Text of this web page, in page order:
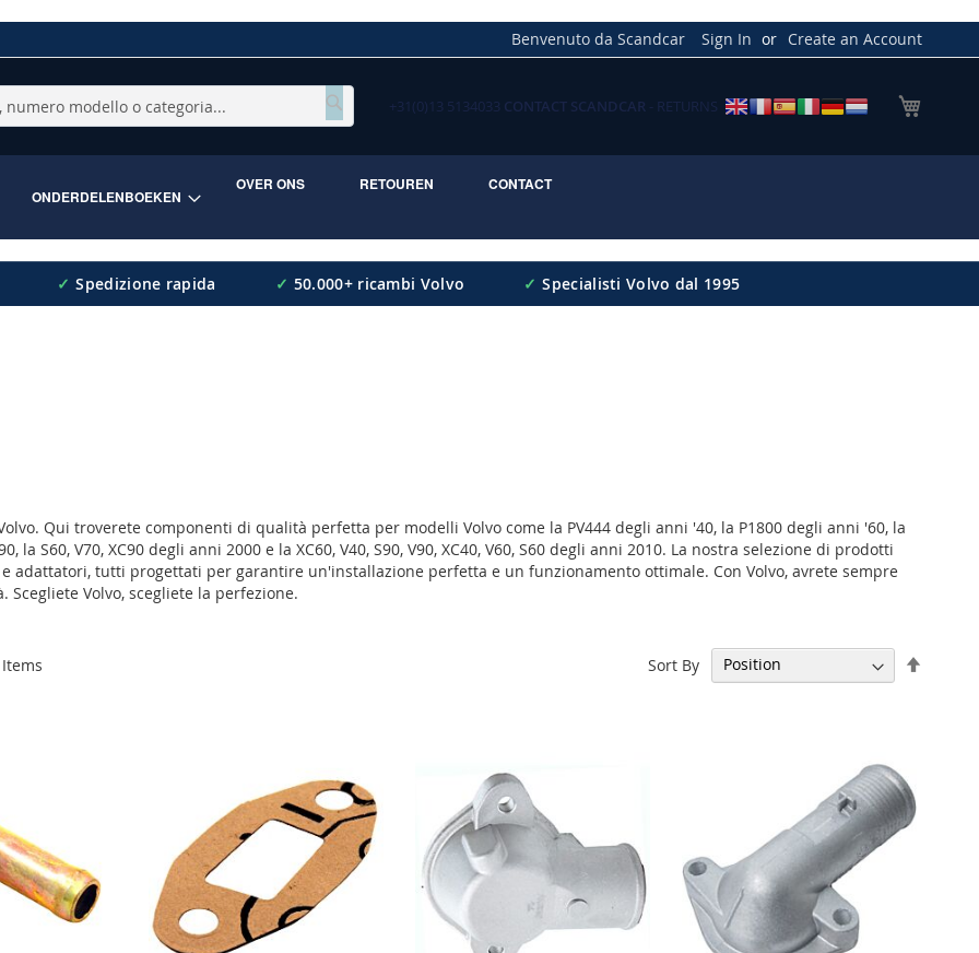
Benvenuto da Scandcar Sign In Create an Account
Cerca
+31(0)13 5134033 CONTACT SCANDCAR - RETURNS
ONDERDELENBOEKEN
OVER ONS RETOUREN CONTACT
✓ Spedizione rapida ✓ 50.000+ ricambi Volvo ✓ Specialisti Volvo dal 1995
Qui troverete componenti di qualità perfetta per modelli Volvo come la PV444 degli anni '40, la P1800 degli anni '60, la
S60, V70, XC90 degli anni 2000 e la XC60, V40, S90, V90, XC40, V60, S60 degli anni 2010. La nostra selezione di prodotti
adattatori, tutti progettati per garantire un'installazione perfetta e un funzionamento ottimale. Con Volvo, avrete sempre
Volvo, scegliete la perfezione.
Items Sort By